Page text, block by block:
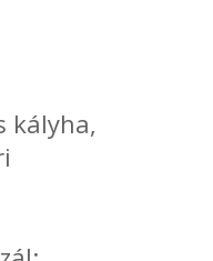
kályha,